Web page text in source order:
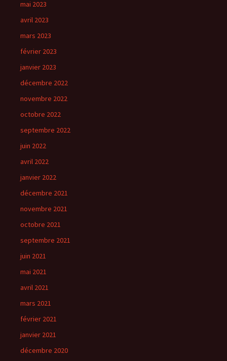
mai 2023
avril 2023
mars 2023
février 2023
janvier 2023
décembre 2022
novembre 2022
octobre 2022
septembre 2022
juin 2022
avril 2022
janvier 2022
décembre 2021
novembre 2021
octobre 2021
septembre 2021
juin 2021
mai 2021
avril 2021
mars 2021
février 2021
janvier 2021
décembre 2020